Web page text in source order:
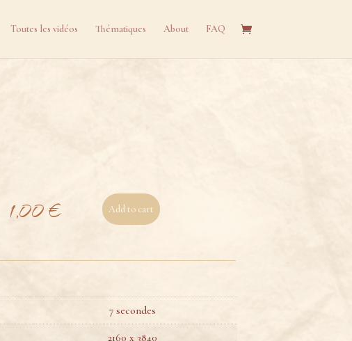
Toutes les vidéos Thématiques About FAQ
1,00€ Add to cart
7 secondes
2160 x 3840